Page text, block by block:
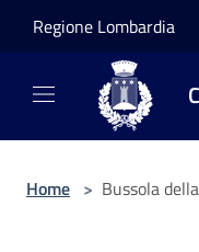
Regione Lombardia
Home > Bussola